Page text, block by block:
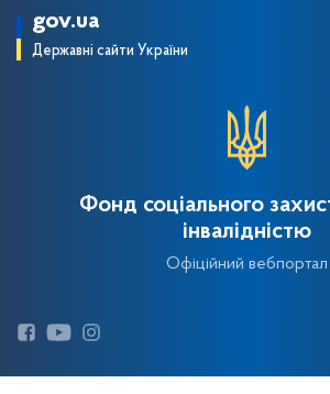
gov.ua
Державні сайти України
Фонд соціального
інвалідністю
Офіційний вебпортал